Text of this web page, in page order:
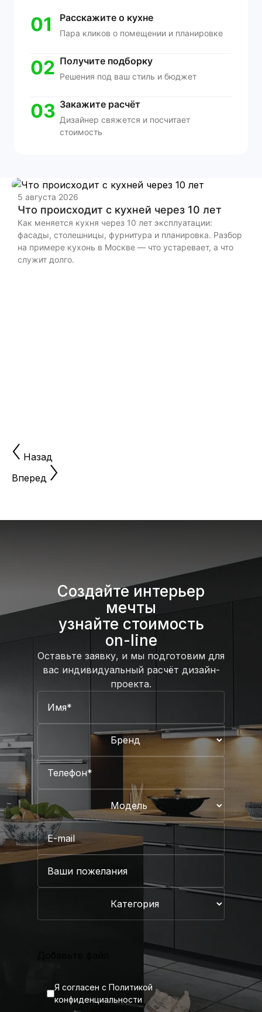
01 Расскажите о кухне
Пара кликов о помещении и планировке
02 Получите подборку
Решения под ваш стиль и бюджет
03 Закажите расчёт
Дизайнер свяжется и посчитает
стоимость
5 августа 2026
Что происходит с кухней через 10 лет
Как меняется кухня через 10 лет эксплуатации:
фасады, столешницы, фурнитура и планировка. Разбор
на примере кухонь в Москве — что устаревает, а что
служит долго.
Назад
Вперед
Создайте интерьер
мечты
узнайте стоимость
on-line
Оставьте заявку, и мы подготовим для
вас индивидуальный расчёт дизайн-
проекта.
Я согласен с Политикой
конфиденциальности